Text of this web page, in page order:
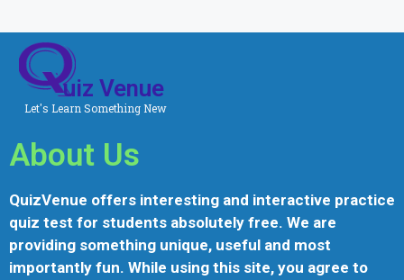
Let's Learn Something New
uiz Venue
About Us
QuizVenue offers interesting and interactive practice
quiz test for students absolutely free. We are
providing something unique, useful and most
importantly fun. While using this site, you agree to